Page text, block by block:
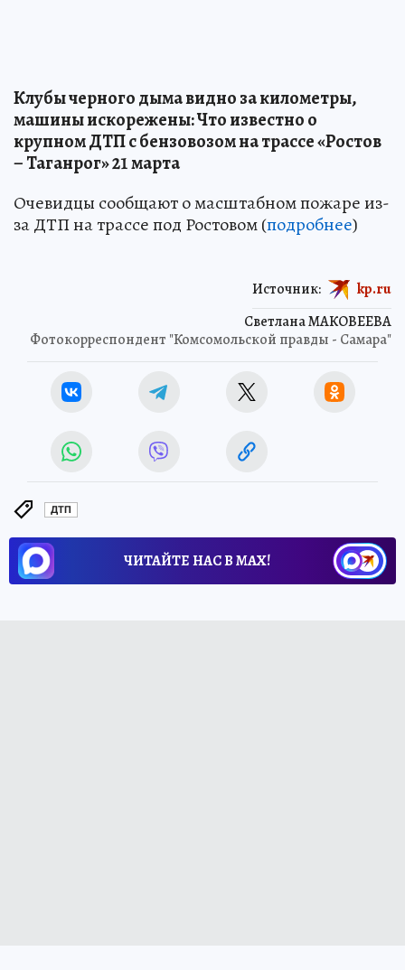
Клубы черного дыма видно за километры,
машины искорежены: Что известно о
крупном ДТП с бензовозом на трассе «Ростов
– Таганрог» 21 марта
Очевидцы сообщают о масштабном пожаре из-
за ДТП на трассе под Ростовом (подробнее)
Светлана МАКОВЕЕВА
Фотокорреспондент "Комсомольской правды - Самара"
Источник: kp.ru
ДТП
ЧИТАЙТЕ НАС В МАХ!